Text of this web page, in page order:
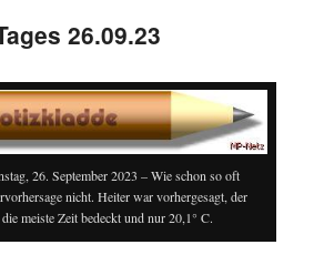
26.09.23
26. September 2023 – Wie schon so oft
nicht. Heiter war vorhergesagt, der
meiste Zeit bedeckt und nur 20,1° C.